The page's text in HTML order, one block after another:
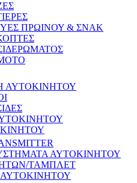
ΠΡΩΙΝΟΥ & ΣΝΑΚ
ΑΥΤΟΚΙΝΗΤΟΥ
ΑΥΤΟΚΙΝΗΤΟΥ
ΤΑΜΠΛΕΤ
ΑΥΤΟΚΙΝΗΤΟΥ